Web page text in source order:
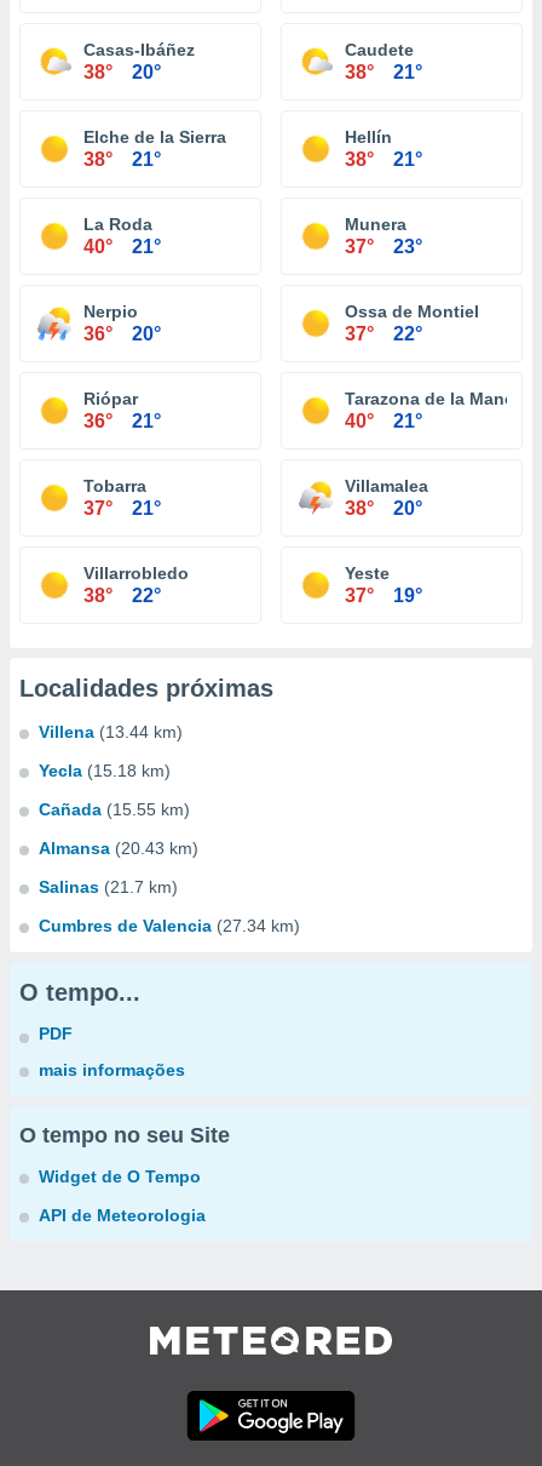
Casas-Ibáñez
38° 20°
Caudete
38° 21°
Elche de la Sierra
38° 21°
Hellín
38° 21°
La Roda
40° 21°
Munera
37° 23°
Nerpio
36° 20°
Ossa de Montiel
37° 22°
Riópar
36° 21°
Tarazona de la Mancha
40° 21°
Tobarra
37° 21°
Villamalea
38° 20°
Villarrobledo
38° 22°
Yeste
37° 19°
Localidades próximas
Villena (13.44 km)
Yecla (15.18 km)
Cañada (15.55 km)
Almansa (20.43 km)
Salinas (21.7 km)
Cumbres de Valencia (27.34 km)
O tempo...
PDF
mais informações
O tempo no seu Site
Widget de O Tempo
API de Meteorologia